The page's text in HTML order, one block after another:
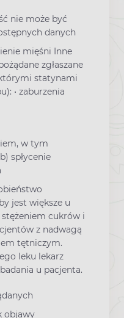
nie może być
danych
mięśni Inne
zgłaszane
statynami
• zaburzenia
w tym
spłycenie
jest większe u
cukrów i
z nadwagą
tętniczym.
leku lekarz
u pacjenta.
objawy